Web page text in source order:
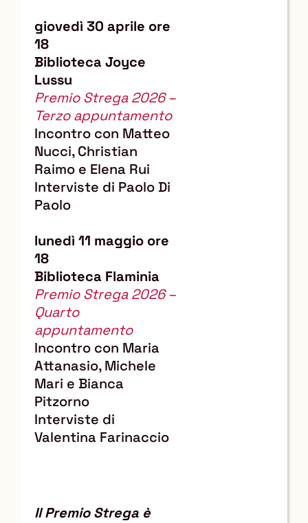
giovedì 30 aprile ore
18
Biblioteca Joyce
Lussu
Premio Strega 2026 –
Terzo appuntamento
Incontro con Matteo
Nucci, Christian
Raimo e Elena Rui
Interviste di Paolo Di
Paolo
lunedì 11 maggio ore
18
Biblioteca Flaminia
Premio Strega 2026 –
Quarto
appuntamento
Incontro con Maria
Attanasio, Michele
Mari e Bianca
Pitzorno
Interviste di
Valentina Farinaccio
Il Premio Strega è